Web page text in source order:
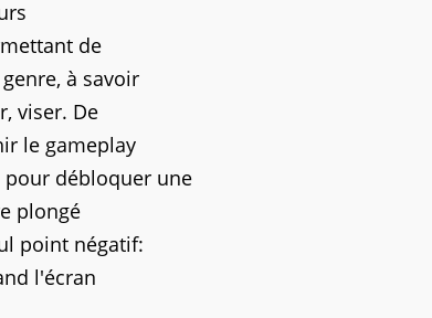
de
à savoir
viser. De
le gameplay
débloquer une
plongé
point négatif:
l'écran